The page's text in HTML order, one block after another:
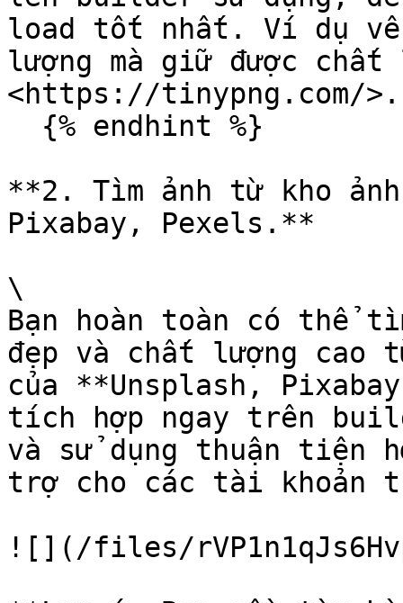
load tốt nhất. Ví dụ
lượng mà giữ được chất
<https://tinypng.com/>.
**2. Tìm ảnh từ kho
Pixabay, Pexels.**
\
Bạn hoàn toàn có thể
đẹp và chất lượng cao
của **Unsplash,
tích hợp ngay trên
và sử dụng thuận tiện
trợ cho các tài khoản
![](/files/